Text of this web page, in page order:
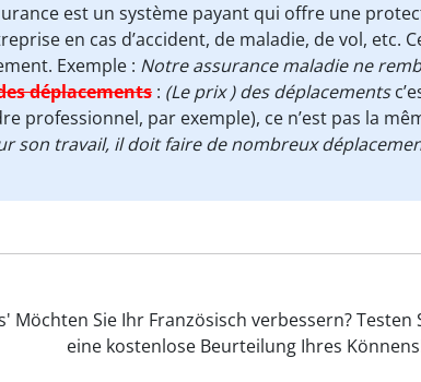
est un système payant qui offre une
en cas d’accident, de maladie, de vol, etc.
Exemple : Notre assurance maladie ne
déplacements : (Le prix ) des déplacements
professionnel, par exemple), ce n’est pas la
son travail, il doit faire de nombreux
Sie Ihr Französisch verbessern?
eine kostenlose Beurteilung Ihres